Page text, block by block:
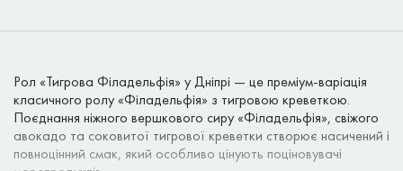
Рол «Тигрова Філадельфія» у Дніпрі — це преміум-варіація
класичного ролу «Філадельфія» з тигровою креветкою.
Поєднання ніжного вершкового сиру «Філадельфія», свіжого
авокадо та соковитої тигрової креветки створює насичений і
повноцінний смак, який особливо цінують поціновувачі